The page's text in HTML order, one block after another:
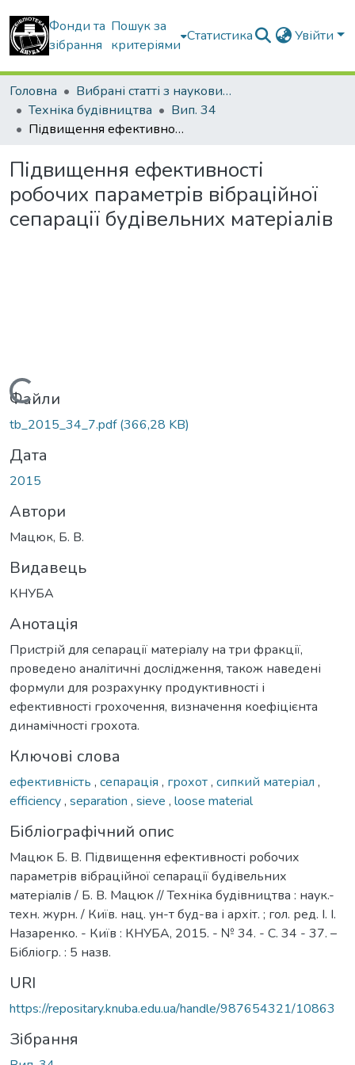
Фонди та
зібрання
Пошук за
критеріями
Статистика Увійти
Головна
Вибрані статті з наукових збірників КНУБА
Техніка будівництва
Вип. 34
Підвищення ефективності робочих параметрів вібраційної сепарації будівельних матеріалів
Підвищення ефективності
робочих параметрів вібраційної
сепарації будівельних матеріалів
Вантажиться...
Файли
tb_2015_34_7.pdf(366,28 KB)
Дата
2015
Автори
Мацюк, Б. В.
Видавець
КНУБА
Анотація
Пристрій для сепарації матеріалу на три фракції,
проведено аналітичні дослідження, також наведені
формули для розрахунку продуктивності і
ефективності грохочення, визначення коефіцієнта
динамічності грохота.
Ключові слова
ефективність , сепарація , грохот, сипкий матеріал ,
efficiency, separation , sieve , loose material
Бібліографічний опис
Мацюк Б. В. Підвищення ефективності робочих
параметрів вібраційної сепарації будівельних
матеріалів / Б. В. Мацюк // Техніка будівництва : наук.-
техн. журн. / Київ. нац. ун-т буд-ва і архіт. ; гол. ред. І. І.
Назаренко. - Київ : КНУБА, 2015. - № 34. - С. 34 - 37. –
Бібліогр. : 5 назв.
URI
https://repositary.knuba.edu.ua/handle/987654321/10863
Зібрання